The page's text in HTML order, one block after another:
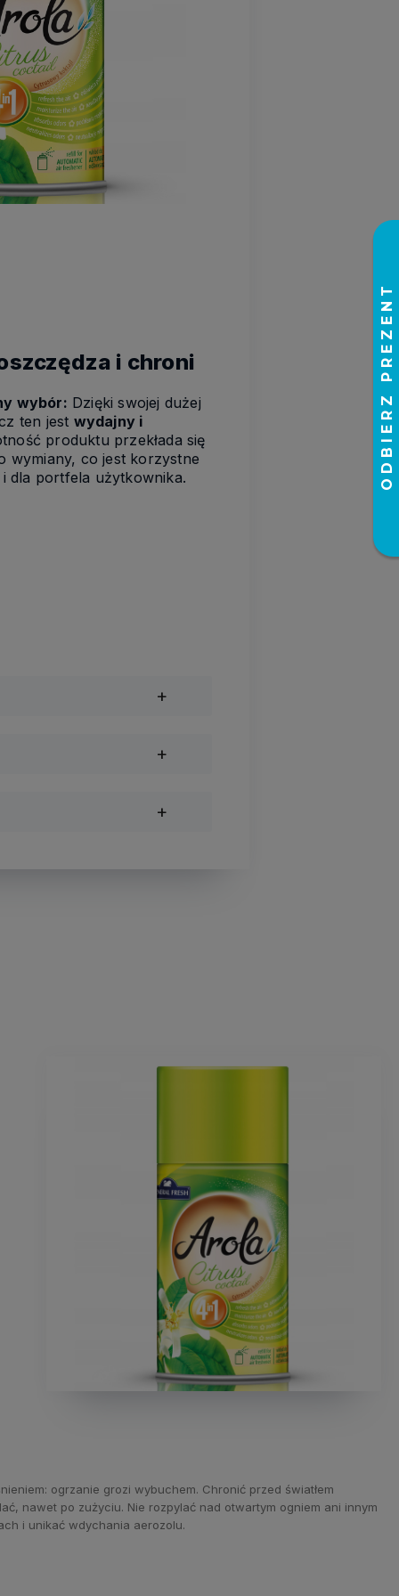
i chroni
wybór: Dzięki swojej dużej
ten jest wydajny i
produktu przekłada się
wymiany, co jest korzystne
dla portfela użytkownika.
ogrzanie grozi wybuchem. Chronić przed światłem
nawet po zużyciu. Nie rozpylać nad otwartym ogniem ani innym
i unikać wdychania aerozolu.